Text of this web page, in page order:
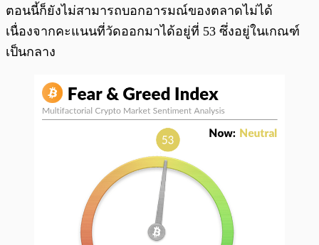
ตอนนี้ก็ยังไม่สามารถบอกอารมณ์ของตลาดไม่ได้
เนื่องจากคะแนนที่วัดออกมาได้อยู่ที่ 53 ซึ่งอยู่ในเกณฑ์
เป็นกลาง